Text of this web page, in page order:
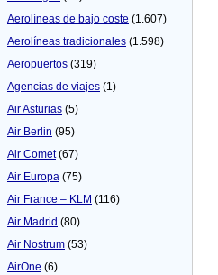
Aerolíneas de bajo coste (1.607)
Aerolíneas tradicionales (1.598)
Aeropuertos (319)
Agencias de viajes (1)
Air Asturias (5)
Air Berlin (95)
Air Comet(67)
Air Europa (75)
Air France – KLM (116)
Air Madrid (80)
Air Nostrum (53)
AirOne (6)